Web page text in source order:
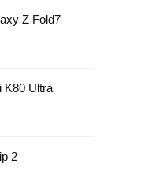
Z Fold7
K80 Ultra
2